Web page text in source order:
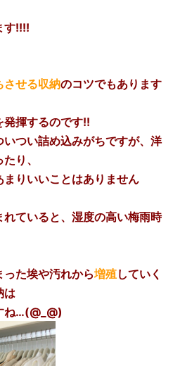
す!!!!
させる収納のコツでもあります
発揮するのです!!
つい詰め込みがちですが、洋
り、
りいいことはありません
れていると、湿度の高い梅雨時
った埃や汚れから増殖していく
は
ね…(@_@)